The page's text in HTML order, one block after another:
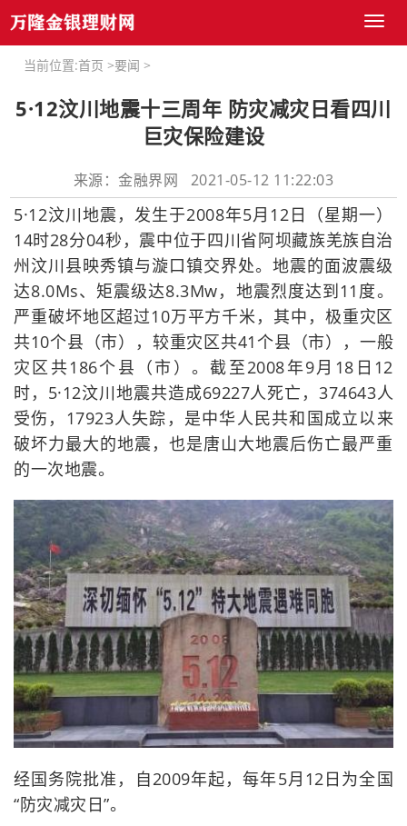
Toggle
当前位置:首页 >要闻 >
5·12汶川地震十三周年 防灾减灾日看四川
巨灾保险建设
来源：金融界网 2021-05-12 11:22:03
5·12汶川地震，发生于2008年5月12日（星期一）
14时28分04秒，震中位于四川省阿坝藏族羌族自治
州汶川县映秀镇与漩口镇交界处。地震的面波震级
达8.0Ms、矩震级达8.3Mw，地震烈度达到11度。
严重破坏地区超过10万平方千米，其中，极重灾区
共10个县（市），较重灾区共41个县（市），一般
灾区共186个县（市）。截至2008年9月18日12
时，5·12汶川地震共造成69227人死亡，374643人
受伤，17923人失踪，是中华人民共和国成立以来
破坏力最大的地震，也是唐山大地震后伤亡最严重
的一次地震。
经国务院批准，自2009年起，每年5月12日为全国
“防灾减灾日”。